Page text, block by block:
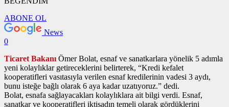
ABONE OL
News
0
Ticaret Bakanı Ömer Bolat, esnaf ve sanatkarlara yönelik 5 adımla
yeni kolaylıklar getireceklerini belirterek, “Kredi kefalet
kooperatifleri vasıtasıyla verilen esnaf kredilerinin vadesi 3 aydı,
bunu isteğe bağlı olarak 6 aya kadar uzatıyoruz.” dedi.
Bolat, esnafa sağlayacakları kolaylıklara ait bilgi verdi. Esnaf,
sanatkar ve kooperatifleri iktisadın temeli olarak gördüklerini